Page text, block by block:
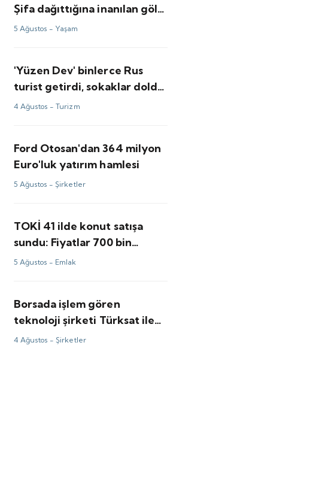
Şifa dağıttığına inanılan göl
yeniden su tuttu
5 Ağustos - Yaşam
'Yüzen Dev' binlerce Rus
turist getirdi, sokaklar doldu
taştı
4 Ağustos -Turizm
Ford Otosan'dan 364 milyon
Euro'luk yatırım hamlesi
5 Ağustos - Şirketler
TOKİ 41 ilde konut satışa
sundu: Fiyatlar 700 bin
TL'den başlıyor
5 Ağustos - Emlak
Borsada işlem gören
teknoloji şirketi Türksat ile
anlaşmasını duyurdu
4 Ağustos - Şirketler